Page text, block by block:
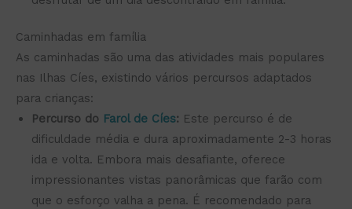
Caminhadas em família
As caminhadas são uma das atividades mais populares
nas Ilhas Cíes, existindo vários percursos adaptados
para crianças:
Percurso do Farol de Cíes: Este percurso é de
dificuldade média e dura aproximadamente 2-3 horas
ida e volta. Embora mais desafiante, oferece
impressionantes vistas panorâmicas que farão com
que o esforço valha a pena. É recomendado para